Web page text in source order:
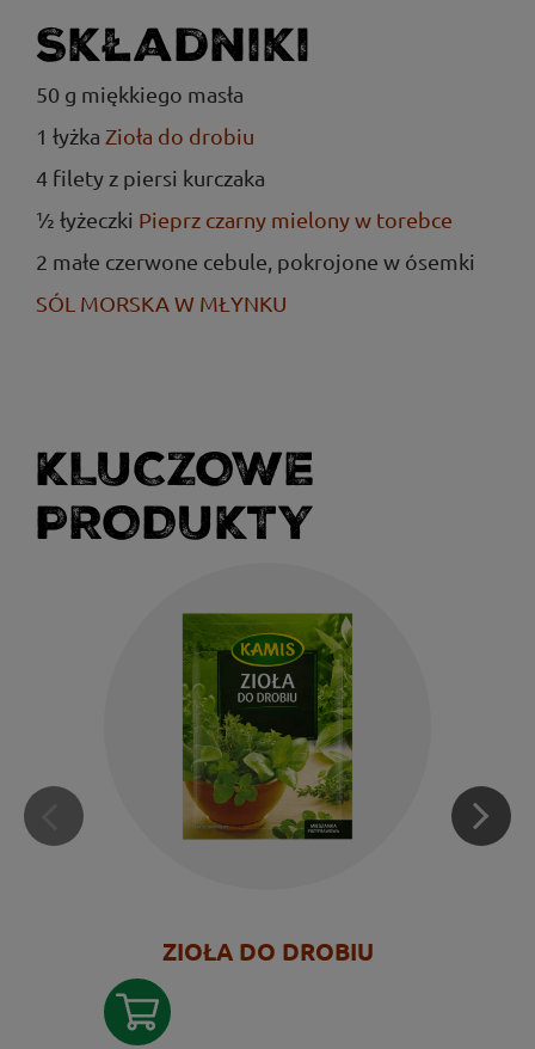
Składniki
50 g miękkiego masła
1 łyżka Zioła do drobiu
4 filety z piersi kurczaka
½ łyżeczki Pieprz czarny mielony w torebce
2 małe czerwone cebule, pokrojone w ósemki
SÓL MORSKA W MŁYNKU
KLUCZOWE
PRODUKTY
ZIOŁA DO DROBIU